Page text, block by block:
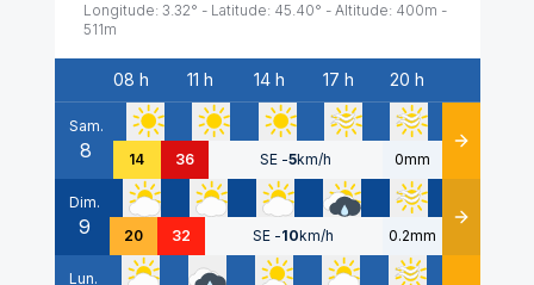
Longitude: 3.32° - Latitude: 45.40° - Altitude: 400m -
511m
Date
08 h 11 h 14 h 17 h 20 h
Sam.
8 14 36 SE -5km/h 0mm Détails
Dim.
9 20 32 SE -10km/h 0.2mm Détails
Lun.